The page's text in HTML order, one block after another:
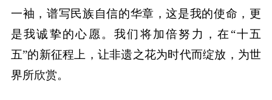
一袖，谱写民族自信的华章，这是我的使命，更
是我诚挚的心愿。我们将加倍努力，在“十五
五”的新征程上，让非遗之花为时代而绽放，为世
界所欣赏。